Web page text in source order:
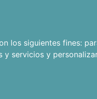
los siguientes fines:
y servicios y